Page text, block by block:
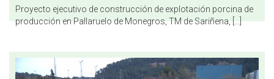
Proyecto ejecutivo de construcción de explotación porcina de
producción en Pallaruelo de Monegros, TM de Sariñena, [...]